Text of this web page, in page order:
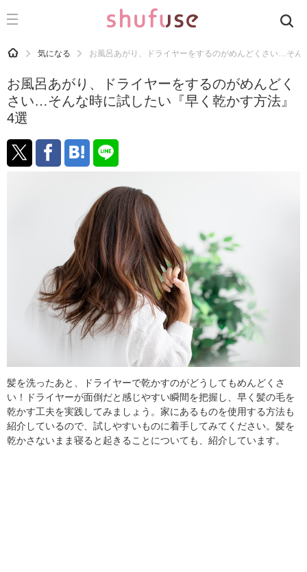
CATEGORY 記事カテゴリ
洗濯
生活の知恵
食材辞典
おすすめ
HOME 気になる お風呂あがり、ドライヤーをするのがめんどくさい…そん
お風呂あがり、ドライヤーをするのがめんどく
さい…そんな時に試したい『早く乾かす方法』
4選
髪を洗ったあと、ドライヤーで乾かすのがどうしてもめんどくさ
い！ドライヤーが面倒だと感じやすい瞬間を把握し、早く髪の毛を
乾かす工夫を実践してみましょう。家にあるものを使用する方法も
紹介しているので、試しやすいものに着手してみてください。髪を
乾かさないまま寝ると起きることについても、紹介しています。